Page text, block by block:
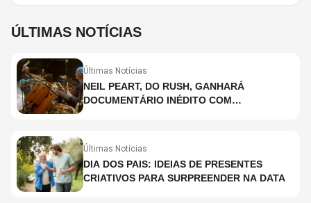
ÚLTIMAS NOTÍCIAS
Últimas Notícias
NEIL PEART, DO RUSH, GANHARÁ
DOCUMENTÁRIO INÉDITO COM
Últimas Notícias
DIA DOS PAIS: IDEIAS DE PRESENTES
CRIATIVOS PARA SURPREENDER NA DATA